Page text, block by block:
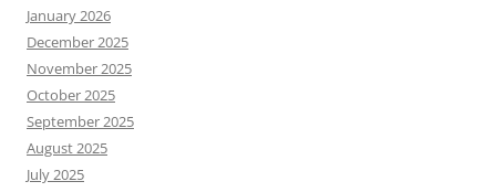
January 2026
December 2025
November 2025
October 2025
September 2025
August 2025
July 2025